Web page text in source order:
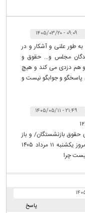
۰۹:۰۹ - ۱۴۰۵/۰۳/۲۰
طور علنی و آشکار و در
مجلس و... حقوق و
و هم دزدی می کند و هیچ
و جوابگو نیست و
۲۱:۴۹ - ۱۴۰۵/۰۵/۱۱
بازنشستگان/ و باز
هم ۱۰۰ درصد فقط دروغ است که امروز یکشنبه ۱۱ مرداد ۱۴۰۵
چرا
پاسخ